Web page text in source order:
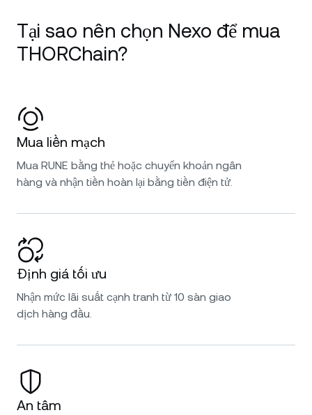
Tại sao nên chọn Nexo để mua
THORChain?
Mua liền mạch
Mua RUNE bằng thẻ hoặc chuyển khoản ngân
hàng và nhận tiền hoàn lại bằng tiền điện tử.
Định giá tối ưu
Nhận mức lãi suất cạnh tranh từ 10 sàn giao
dịch hàng đầu.
An tâm